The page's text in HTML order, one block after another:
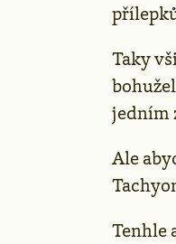
Taky
jedním
Ale
Tenhle